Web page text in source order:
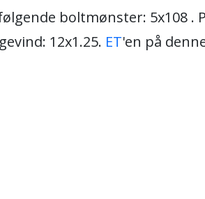
boltmønster: 5x108 .
12x1.25. ET'en på